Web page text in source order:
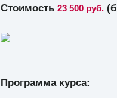
Стоимость 23 500 руб.
Программа курса: